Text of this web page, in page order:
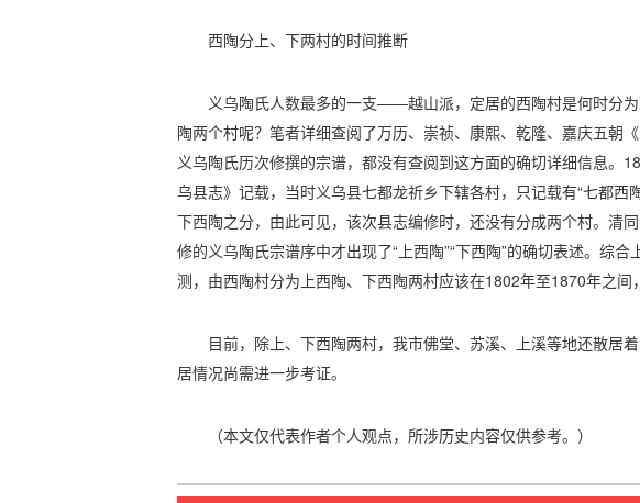
西陶分上、下两村的时间推断
义乌陶氏人数最多的一支——越山派，定居的西陶村是何时分
陶两个村呢？笔者详细查阅了万历、崇祯、康熙、乾隆、嘉庆五朝
义乌陶氏历次修撰的宗谱，都没有查阅到这方面的确切详细信息。
乌县志》记载，当时义乌县七都龙祈乡下辖各村，只记载有“七都西
下西陶之分，由此可见，该次县志编修时，还没有分成两个村。清
修的义乌陶氏宗谱序中才出现了“上西陶”“下西陶”的确切表述。综合
测，由西陶村分为上西陶、下西陶两村应该在1802年至1870年之间
目前，除上、下西陶两村，我市佛堂、苏溪、上溪等地还散居
居情况尚需进一步考证。
（本文仅代表作者个人观点，所涉历史内容仅供参考。）